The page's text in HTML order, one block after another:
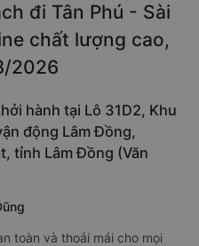
đi Tân Phú - Sài
chất lượng cao,
2026
hành tại Lô 31D2, Khu
động Lâm Đồng,
tỉnh Lâm Đồng (Văn
toàn và thoải mái cho mọi